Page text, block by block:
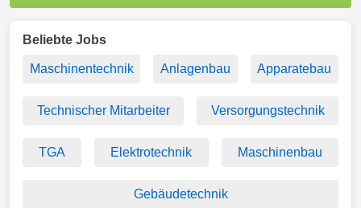
Beliebte Jobs
Maschinentechnik Anlagenbau Apparatebau
Technischer Mitarbeiter Versorgungstechnik
TGA Elektrotechnik Maschinenbau
Gebäudetechnik